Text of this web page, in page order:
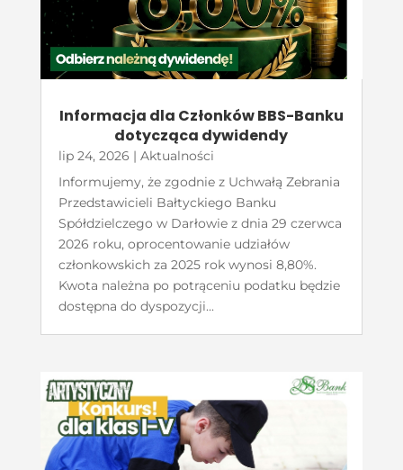
Informacja dla Członków BBS-Banku
dotycząca dywidendy
lip 24, 2026 | Aktualności
Informujemy, że zgodnie z Uchwałą Zebrania
Przedstawicieli Bałtyckiego Banku
Spółdzielczego w Darłowie z dnia 29 czerwca
2026 roku, oprocentowanie udziałów
członkowskich za 2025 rok wynosi 8,80%.
Kwota należna po potrąceniu podatku będzie
dostępna do dyspozycji...